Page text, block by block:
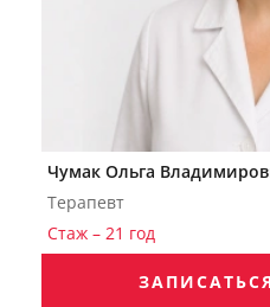
Чумак Ольга
Терапевт
Стаж – 21 год